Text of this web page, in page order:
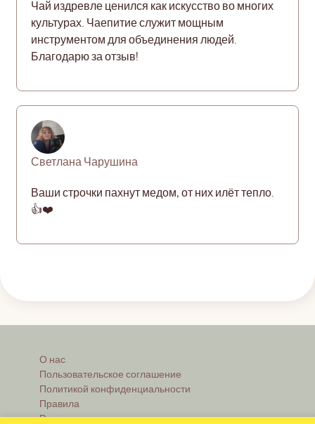
Чай издревле ценился как искусство во многих
культурах. Чаепитие служит мощным
инструментом для объединения людей.
Благодарю за отзыв!
Светлана Чарушина
Ваши строчки пахнут медом, от них илёт тепло.
👍❤️
О нас
Пользовательское соглашение
Политикой конфиденциальности
Правила
Реклама